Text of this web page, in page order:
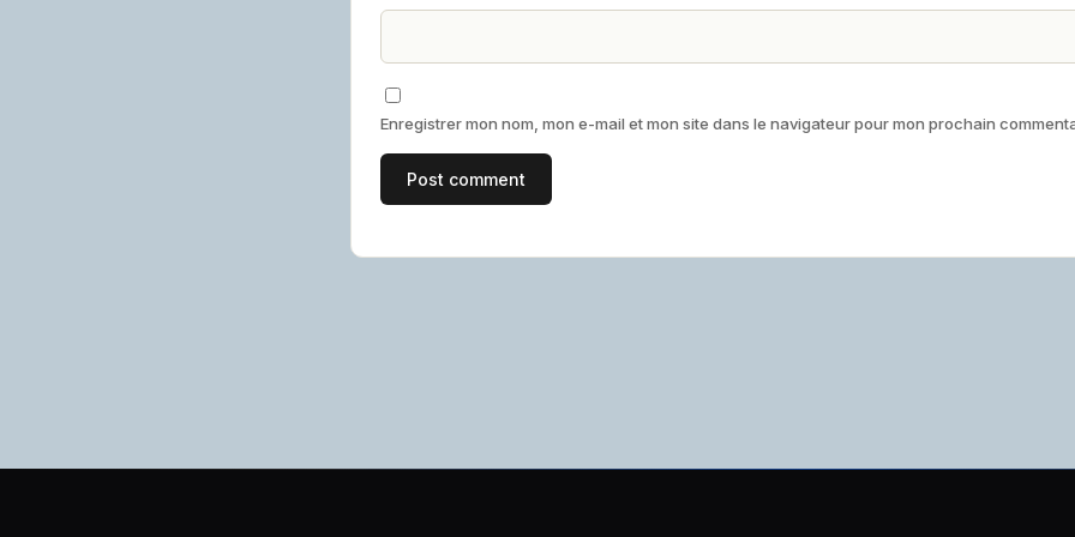
Enregistrer mon nom, mon e-mail et mon site dans le navigateur pour mon prochain